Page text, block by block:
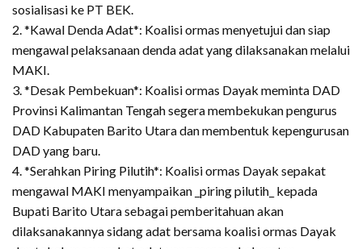
sosialisasi ke PT BEK.
2. *Kawal Denda Adat*: Koalisi ormas menyetujui dan siap
mengawal pelaksanaan denda adat yang dilaksanakan melalui
MAKI.
3. *Desak Pembekuan*: Koalisi ormas Dayak meminta DAD
Provinsi Kalimantan Tengah segera membekukan pengurus
DAD Kabupaten Barito Utara dan membentuk kepengurusan
DAD yang baru.
4. *Serahkan Piring Pilutih*: Koalisi ormas Dayak sepakat
mengawal MAKI menyampaikan _piring pilutih_ kepada
Bupati Barito Utara sebagai pemberitahuan akan
dilaksanakannya sidang adat bersama koalisi ormas Dayak